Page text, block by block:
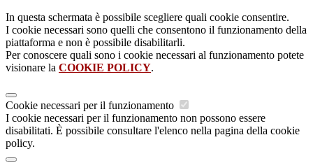
In questa schermata è possibile scegliere quali cookie consentire.
I cookie necessari sono quelli che consentono il funzionamento della
piattaforma e non è possibile disabilitarli.
Per conoscere quali sono i cookie necessari al funzionamento potete
visionare la COOKIE POLICY.
Cookie necessari per il funzionamento
I cookie necessari per il funzionamento non possono essere
disabilitati. È possibile consultare l'elenco nella pagina della cookie
policy.